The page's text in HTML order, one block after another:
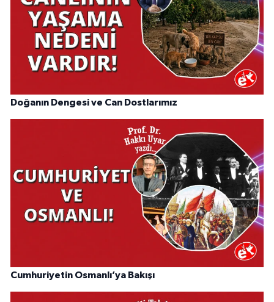
Doğanın Dengesi ve Can Dostlarımız
Cumhuriyetin Osmanlı’ya Bakışı